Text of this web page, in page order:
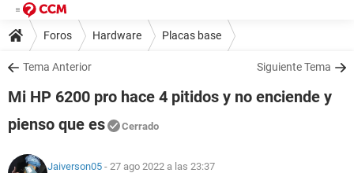
Foros Hardware Placas base
Tema Anterior Siguiente Tema
Mi HP 6200 pro hace 4 pitidos y no enciende y
pienso que es
Cerrado
Jaiverson05 - 27 ago 2022 a las 23:37